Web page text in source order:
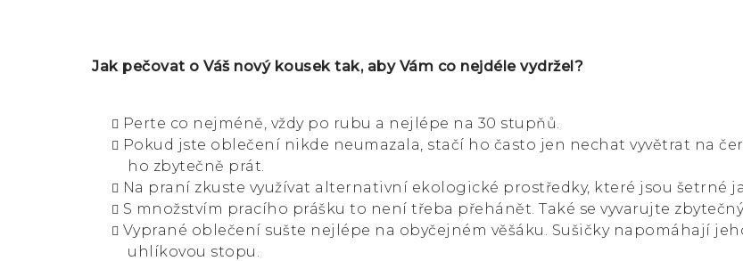
Jak pečovat o Váš nový kousek tak, aby Vám co nejdéle vydržel?
Perte co nejméně, vždy po rubu a nejlépe na 30 stupňů.
Pokud jste oblečení nikde neumazala, stačí ho často jen nechat vyvětrat na
ho zbytečně prát.
Na praní zkuste využívat alternativní ekologické prostředky, které jsou šetrné
S množstvím pracího prášku to není třeba přehánět. Také se vyvarujte
Vyprané oblečení sušte nejlépe na obyčejném věšáku. Sušičky napomáhají
uhlíkovou stopu.